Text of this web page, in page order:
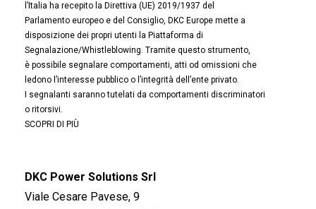
l’Italia ha recepito la Direttiva (UE) 2019/1937 del
Parlamento europeo e del Consiglio, DKC Europe mette a
disposizione dei propri utenti la Piattaforma di
Segnalazione/Whistleblowing. Tramite questo strumento,
è possibile segnalare comportamenti, atti od omissioni che
ledono l’interesse pubblico o l’integrità dell’ente privato.
I segnalanti saranno tutelati da comportamenti discriminatori
o ritorsivi.
SCOPRI DI PIÙ
DKC Power Solutions Srl
Viale Cesare Pavese, 9